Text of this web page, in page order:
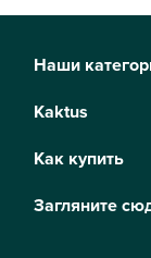
Наши
Kaktus
Как купить
Загляните